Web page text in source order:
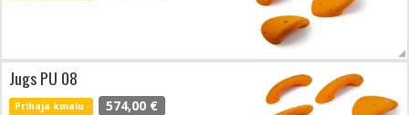
Jugs PU 08
Prihaja kmalu 574,00 €